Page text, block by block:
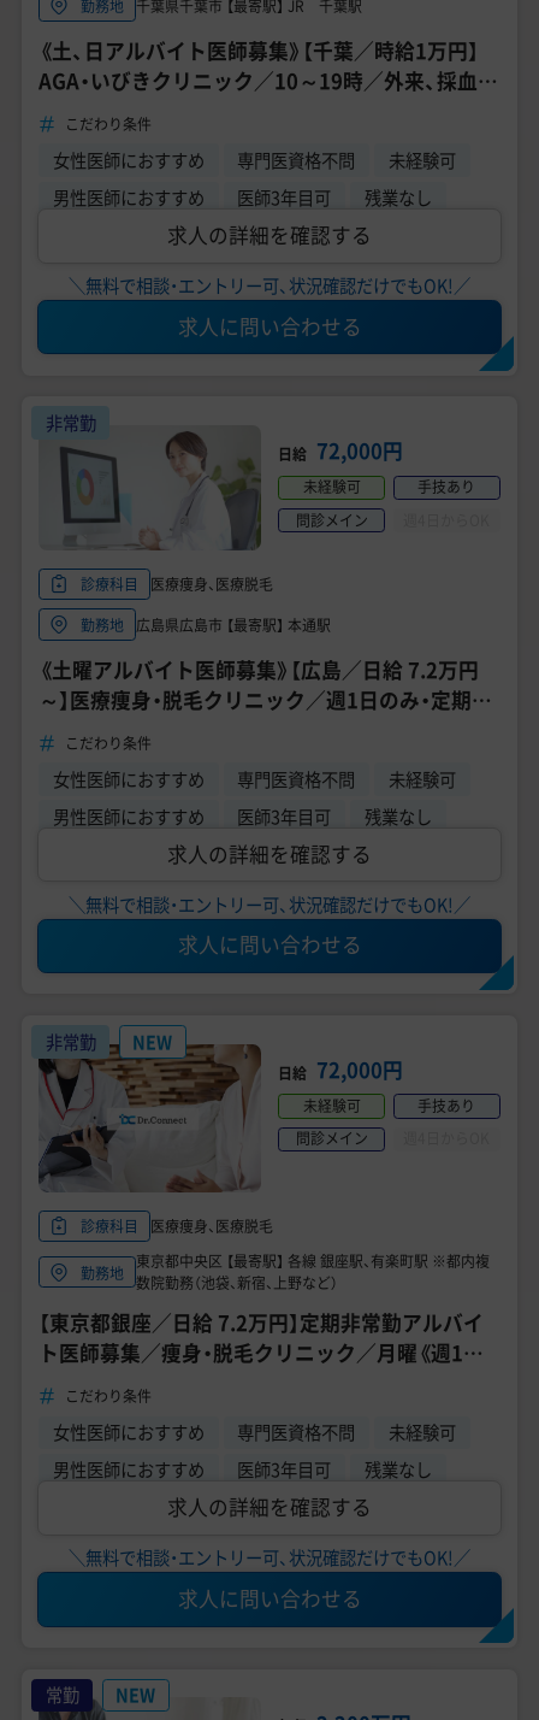
勤務地
千葉県千葉市 【最寄駅】 JR 千葉駅
《土、日アルバイト医師募集》【千葉／時給1万円】
AGA・いびきクリニック／10～19時／外来、採血、
注射業務／自費診療未経験も応募可能◎
こだわり条件
女性医師におすすめ 専門医資格不問
未経験可
男性医師におすすめ
医師3年目可 残業なし
求人の詳細を確認する
＼無料で相談・エントリー可、状況確認だけでもOK!／
求人に問い合わせる
非常勤
日給 72,000円
未経験可
手技あり
問診メイン
診療科目
医療痩身、医療脱毛
勤務地
広島県広島市 【最寄駅】 本通駅
《土曜アルバイト医師募集》【広島／日給 7.2万円
～】医療痩身・脱毛クリニック／週1日のみ・定期非
常勤／問診・注射／未経験OK・研修制度あり
こだわり条件
女性医師におすすめ 専門医資格不問
未経験可
男性医師におすすめ
医師3年目可 残業なし
求人の詳細を確認する
＼無料で相談・エントリー可、状況確認だけでもOK!／
求人に問い合わせる
非常勤 NEW
日給 72,000円
未経験可
手技あり
問診メイン
診療科目 医療痩身、医療脱毛
勤務地
東京都中央区 【最寄駅】 各線 銀座駅、有楽町駅 ※都内複
数院勤務（池袋、新宿、上野など）
【東京都銀座／日給 7.2万円】定期非常勤アルバイ
ト医師募集／痩身・脱毛クリニック／月曜《週1日》
／問診・注射／未経験可
こだわり条件
女性医師におすすめ 専門医資格不問
未経験可
男性医師におすすめ
医師3年目可 残業なし
求人の詳細を確認する
＼無料で相談・エントリー可、状況確認だけでもOK!／
求人に問い合わせる
常勤 NEW